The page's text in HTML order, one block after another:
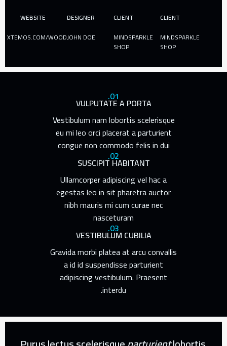
CLIENT
MINDSPARKLE
SHOP
CLIENT
MINDSPARKLE
SHOP
DESIGNER
JOHN DOE
WEBSITE
XTEMOS.COM/WOOD
01.
VULPUTATE A PORTA
Vestibulum nam lobortis scelerisque
eu mi leo orci placerat a parturient
congue non commodo felis in dui
02.
SUSCIPIT HABITANT
Ullamcorper adipiscing vel hac a
egestas leo in sit pharetra auctor
nibh mauris mi cum curae nec
nasceturam
03.
VESTIBULUM CUBILIA
Gravida morbi platea at arcu convallis
a id id suspendisse parturient
adipiscing vestibulum. Praesent
interdu.